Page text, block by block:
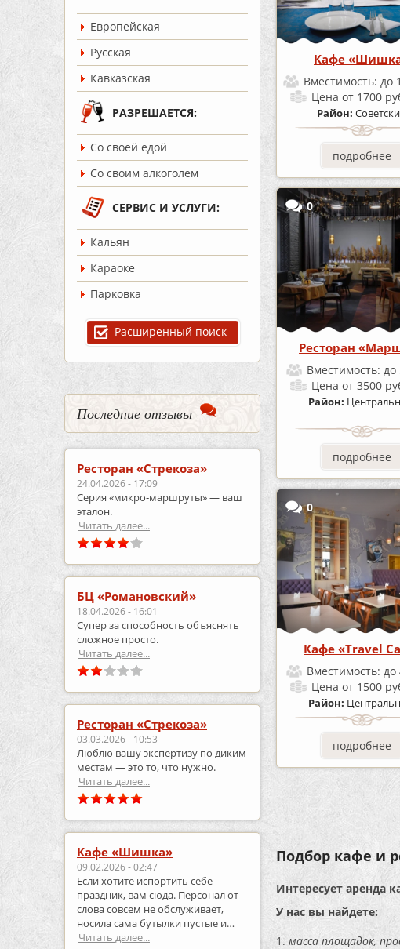
Европейская
Русская
Кавказская
РАЗРЕШАЕТСЯ:
Со своей едой
Со своим алкоголем
СЕРВИС И УСЛУГИ:
Кальян
Караоке
Парковка
Расширенный поиск
Последние отзывы
Ресторан «Стрекоза»
24.04.2026 - 17:09
Серия «микро‑маршруты» — ваш
эталон.
Читать далее...
БЦ «Романовский»
18.04.2026 - 16:01
Супер за способность объяснять
сложное просто.
Читать далее...
Ресторан «Стрекоза»
03.03.2026 - 10:53
Люблю вашу экспертизу по диким
местам — это то, что нужно.
Читать далее...
Кафе «Шишка»
09.02.2026 - 02:47
Если хотите испортить себе
праздник, вам сюда. Персонал от
слова совсем не обслуживает,
носила сама бутылки пустые и
приносила полные.
Читать далее...
Кафе
Вместимость: до
Ценаот 1700
Район:
подробнее
0
Ресторан
Вместимость: до
Ценаот 3500
Район:
подробнее
0
Кафе «Travel
Вместимость: до
Ценаот 1500
Район:
подробнее
Подбор кафе и
Интересует аренда
У нас вы найдете:
масса площадок,